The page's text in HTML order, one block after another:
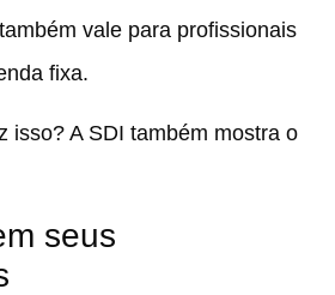
vale para profissionais
fixa.
isso? A SDI também mostra o
seus